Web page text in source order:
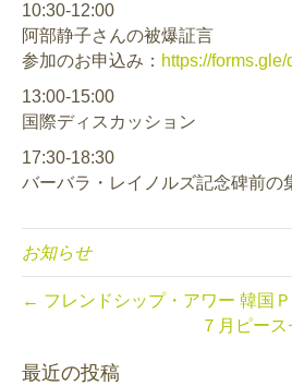
10:30-12:00
阿部静子さんの被爆証言
参加のお申込み： https://
13:00-15:00
国際ディスカッション
17:30-18:30
バーバラ・レイノルズ記念碑前の
お知らせ
← フレンドシップ・アワー 韓国
７月ピー
最近の投稿